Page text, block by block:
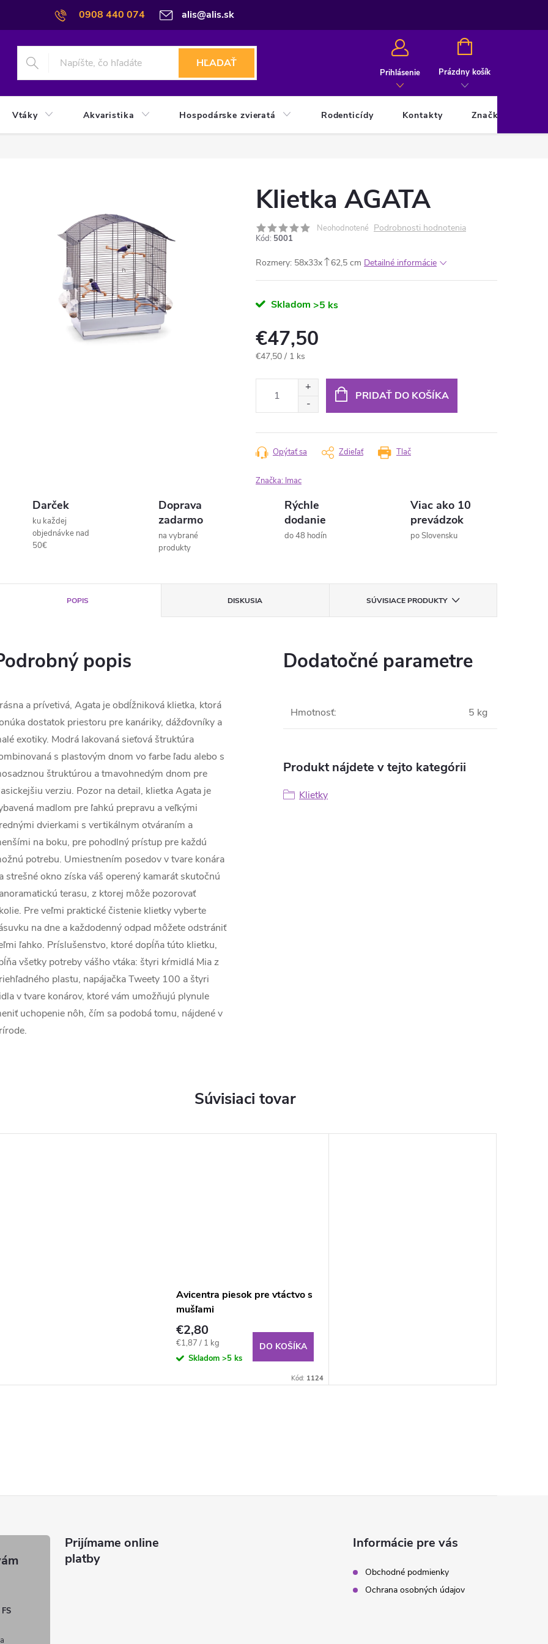
0908 440 074 alis@alis.sk
HĽADAŤ
Prihlásenie
NÁKUPNÝ
Prázdny košík
Vtáky Akvaristika Hospodárske zvieratá Rodenticídy Kontakty Značky
Klietka AGATA
Neohodnotené Podrobnosti hodnotenia
Kód: 5001
Rozmery: 58x33x 62,5 cm Detailné informácie
Skladom >5 ks
€47,50
Jednotková
€47,50 / 1 ks
PRIDAŤ DO KOŠÍKA
Tlač
Opýtať sa Zdieľať
Značka: Imac
Darček
ku každej
objednávke nad
50€
Doprava
zadarmo
na vybrané
produkty
Rýchle
dodanie
do 48 hodín
Viac ako 10
prevádzok
po Slovensku
POPIS DISKUSIA SÚVISIACE PRODUKTY
popis
a prívetivá, Agata je obdĺžniková klietka, ktorá
dostatok priestoru pre kanáriky, dážďovníky a
exotiky. Modrá lakovaná sieťová štruktúra
s plastovým dnom vo farbe ľadu alebo s
štruktúrou a tmavohnedým dnom pre
verziu. Pozor na detail, klietka Agata je
madlom pre ľahkú prepravu a veľkými
dvierkami s vertikálnym otváraním a
na boku, pre pohodlný prístup pre každú
potrebu. Umiestnením posedov v tvare konára
strešné okno získa váš operený kamarát skutočnú
terasu, z ktorej môže pozorovať
Pre veľmi praktické čistenie klietky vyberte
na dne a každodenný odpad môžete odstrániť
ľahko. Príslušenstvo, ktoré dopĺňa túto klietku,
všetky potreby vášho vtáka: štyri kŕmidlá Mia z
plastu, napájačka Tweety 100 a štyri
v tvare konárov, ktoré vám umožňujú plynule
uchopenie nôh, čím sa podobá tomu, nájdené v
Dodatočné parametre
Hmotnosť: 5 kg
Produkt nájdete v tejto kategórii
Klietky
Súvisiaci tovar
Avicentra piesok pre vtáctvo s
mušľami
€2,80
Jednotková
cena:
€1,87 / 1 kg
Skladom >5 ks
DO KOŠÍKA
Kód: 1124
Prijímame online
platby
Informácie pre vás
Obchodné podmienky
Ochrana osobných údajov